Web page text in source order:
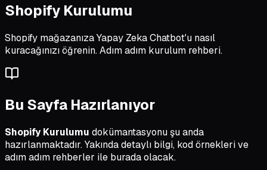
Shopify Kurulumu
Shopify mağazanıza Yapay Zeka Chatbot'u nasıl
kuracağınızı öğrenin. Adım adım kurulum rehberi.
Bu Sayfa Hazırlanıyor
Shopify Kurulumu dokümantasyonu şu anda
hazırlanmaktadır. Yakında detaylı bilgi, kod örnekleri ve
adım adım rehberler ile burada olacak.